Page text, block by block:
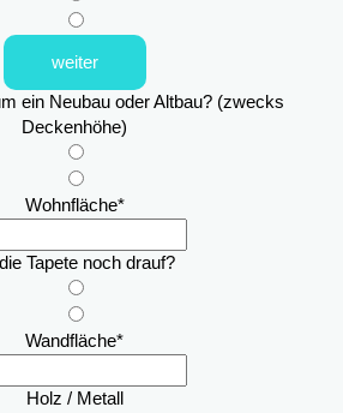
weiter
ein Neubau oder Altbau? (zwecks
Deckenhöhe)
Wohnfläche*
Tapete noch drauf?
Wandfläche*
Holz / Metall